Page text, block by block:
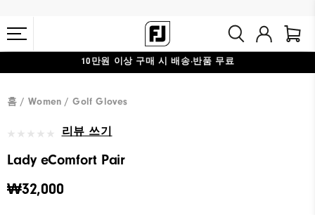
#1 SHOE IN GOLF #1 GLOVE IN GOLF
10만원 이상 구매 시 배송·반품 무료
홈 Women Golf Gloves
리뷰 쓰기
Lady eComfort Pair
₩32,000